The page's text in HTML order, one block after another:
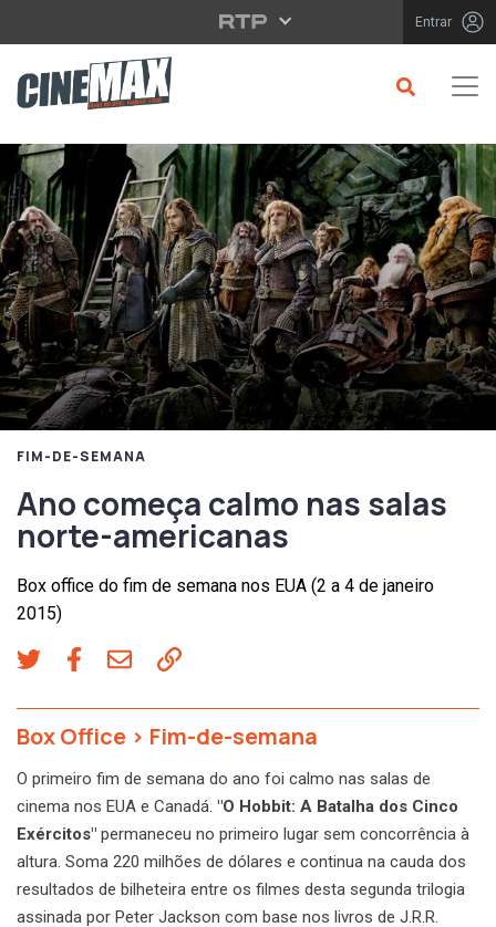
Saltar para o conteúdo principal Entrar
FIM-DE-SEMANA
Ano começa calmo nas salas
norte-americanas
Box office do fim de semana nos EUA (2 a 4 de janeiro
2015)
Box Office > Fim-de-semana
O primeiro fim de semana do ano foi calmo nas salas de
cinema nos EUA e Canadá. "O Hobbit: A Batalha dos Cinco
Exércitos" permaneceu no primeiro lugar sem concorrência à
altura. Soma 220 milhões de dólares e continua na cauda dos
resultados de bilheteira entre os filmes desta segunda trilogia
assinada por Peter Jackson com base nos livros de J.R.R.